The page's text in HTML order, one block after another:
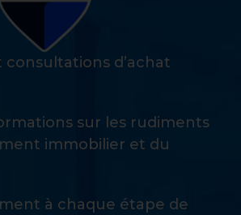
consultations d’achat
sur les rudiments
immobilier et du
à chaque étape de